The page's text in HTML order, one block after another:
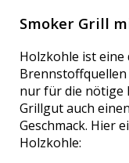
Smoker Grill
Holzkohle ist
Brennstoffquellen
nur für die nötige
Grillgut auch
Geschmack. Hier
Holzkohle: